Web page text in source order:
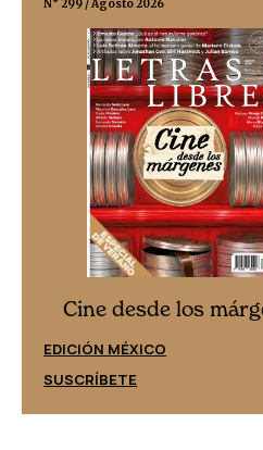
N° 299 / Agosto 2026
Cine desde los
EDICIÓN MÉXICO
SUSCRÍBETE